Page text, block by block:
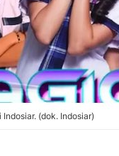
(dok. Indosiar)